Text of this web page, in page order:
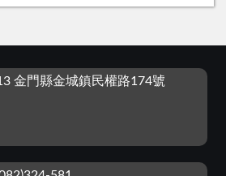
金門縣金城鎮民權路174號